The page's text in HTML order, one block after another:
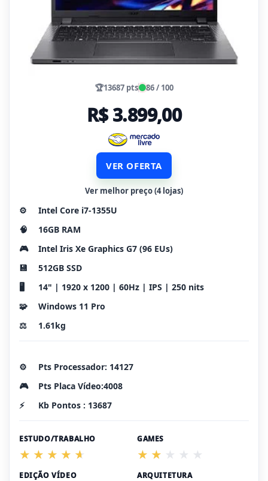
🏆13687 pts 86 / 100
R$ 3.899,00
VER OFERTA
Ver melhor preço (4 lojas)
⚙️
Intel Core i7-1355U
🧠
16GB RAM
🎮
Intel Iris Xe Graphics G7 (96 EUs)
💾
512GB SSD
🖥️
14" | 1920 x 1200 | 60Hz | IPS | 250 nits
🧩
Windows 11 Pro
⚖️
1.61kg
⚙️
Pts Processador: 14127
🎮
Pts Placa Vídeo:4008
⚡
Kb Pontos : 13687
ESTUDO/TRABALHO GAMES
EDIÇÃO VÍDEO ARQUITETURA